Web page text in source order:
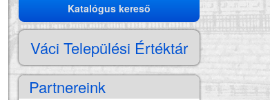
Katalógus
kereső
Katalógus kereső
Váci Települési Értéktár
Partnereink